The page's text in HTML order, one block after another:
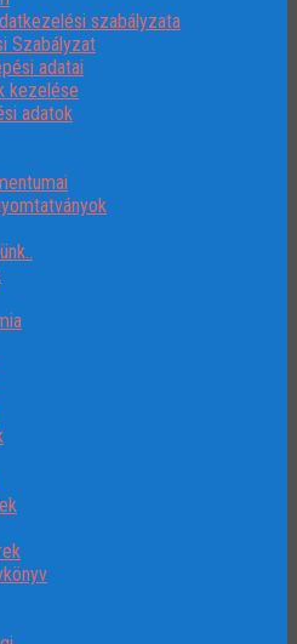
szabályzata
Szabályzat
adatai
kezelése
adatok